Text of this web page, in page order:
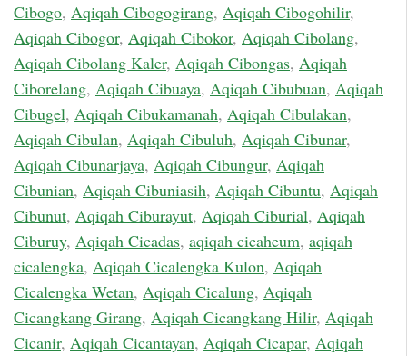
Cibogo, Aqiqah Cibogogirang, Aqiqah Cibogohilir,
Aqiqah Cibogor, Aqiqah Cibokor, Aqiqah Cibolang,
Aqiqah Cibolang Kaler, Aqiqah Cibongas, Aqiqah
Ciborelang, Aqiqah Cibuaya, Aqiqah Cibubuan, Aqiqah
Cibugel, Aqiqah Cibukamanah, Aqiqah Cibulakan,
Aqiqah Cibulan, Aqiqah Cibuluh, Aqiqah Cibunar,
Aqiqah Cibunarjaya, Aqiqah Cibungur, Aqiqah
Cibunian, Aqiqah Cibuniasih, Aqiqah Cibuntu, Aqiqah
Cibunut, Aqiqah Ciburayut, Aqiqah Ciburial, Aqiqah
Ciburuy, Aqiqah Cicadas, aqiqah cicaheum, aqiqah
cicalengka, Aqiqah Cicalengka Kulon, Aqiqah
Cicalengka Wetan, Aqiqah Cicalung, Aqiqah
Cicangkang Girang, Aqiqah Cicangkang Hilir, Aqiqah
Cicanir, Aqiqah Cicantayan, Aqiqah Cicapar, Aqiqah